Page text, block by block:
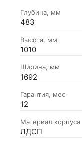
Глубина, мм
483
Высота, мм
1010
Ширина, мм
1692
Гарантия, мес
12
Материал корпуса
ЛДСП